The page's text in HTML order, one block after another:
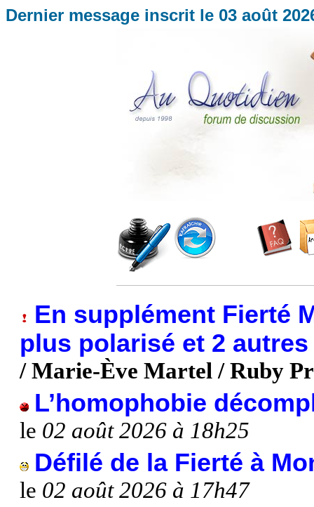
Dernier message inscrit le 03 août
En supplément Fierté
plus polarisé et 2
/ Marie-Ève Martel / Ruby
L’homophobie
le 02 août 2026 à 18h25
Défilé de la Fierté à
le 02 août 2026 à 17h47